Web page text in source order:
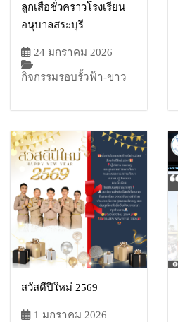
ลูกเสือชั่วคราวโรงเรียน
อนุบาลสระบุรี
24 มกราคม 2026
กิจกรรมรอบรั้วฟ้า-ขาว
สวัสดีปีใหม่ 2569
1 มกราคม 2026